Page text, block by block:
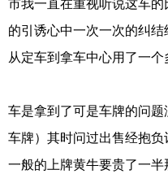
的引诱心中一次一次的纠
从定车到拿车中心用了一个
车是拿到了可是车牌的问
车牌）其时问过出售经抱
一般的上牌黄牛要贵了一